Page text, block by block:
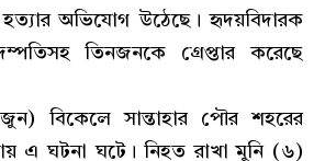
অভিযোগ উঠেছে। হৃদয়বিদারক
তিনজনকে গ্রেপ্তার করেছে
বিকেলে সান্তাহার পৌর শহরের
এ ঘটনা ঘটে। নিহত রাখা মুনি (৬)